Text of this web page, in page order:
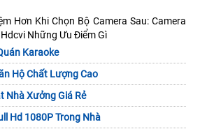
Hơn Khi Chọn Bộ Camera Sau: Camera
Những Ưu Điểm Gì
Karaoke
Hộ Chất Lượng Cao
Nhà Xưởng Giá Rẻ
Hd 1080P Trong Nhà